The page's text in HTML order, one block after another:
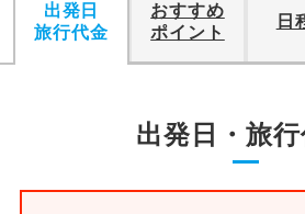
出発日
旅行代金
おすすめ
ポイント
日
出発日・旅